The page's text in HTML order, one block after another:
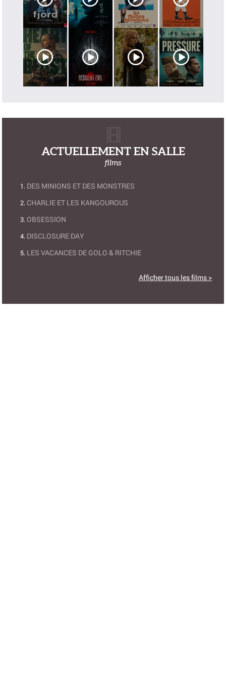
ACTUELLEMENT EN SALLE
films
DES MINIONS ET DES MONSTRES
CHARLIE ET LES KANGOUROUS
OBSESSION
DISCLOSURE DAY
LES VACANCES DE GOLO & RITCHIE
Afficher tous les films >